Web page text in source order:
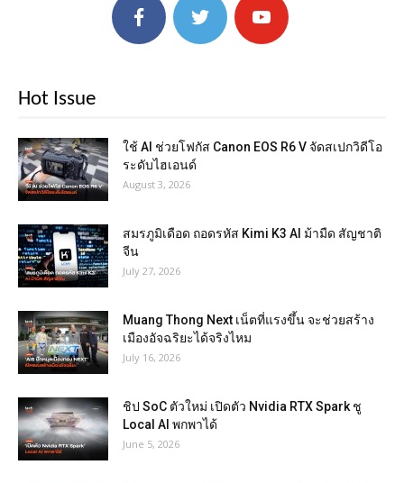
Hot Issue
ใช้ AI ช่วยโฟกัส Canon EOS R6 V จัดสเปกวิดีโอ
ระดับไฮเอนด์
August 3, 2026
สมรภูมิเดือด ถอดรหัส Kimi K3 AI ม้ามืด สัญชาติ
จีน
July 27, 2026
Muang Thong Next เน็ตที่แรงขึ้น จะช่วยสร้าง
เมืองอัจฉริยะได้จริงไหม
July 16, 2026
ชิป SoC ตัวใหม่ เปิดตัว Nvidia RTX Spark ชู
Local AI พกพาได้
June 5, 2026